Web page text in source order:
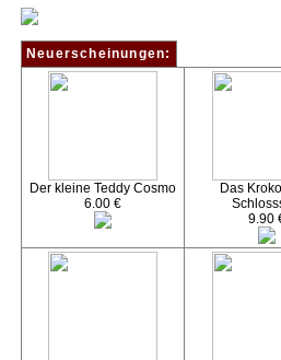
Neuerscheinungen:
Der kleine Teddy Cosmo
6.00 €
Das
9.90